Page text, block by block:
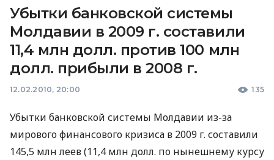
Убытки банковской системы
Молдавии в 2009 г. составили
11,4 млн долл. против 100 млн
долл. прибыли в 2008 г.
12.02.2010, 20:00 135
Убытки банковской системы Молдавии из-за
мирового финансового кризиса в 2009 г. составили
145,5 млн леев (11,4 млн долл. по нынешнему курсу